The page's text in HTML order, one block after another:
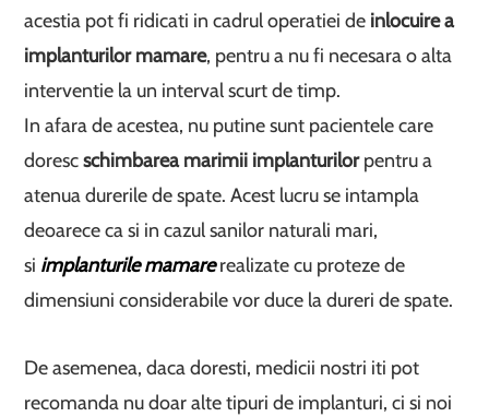
acestia pot fi ridicati in cadrul operatiei de inlocuire a
implanturilor mamare, pentru a nu fi necesara o alta
interventie la un interval scurt de timp.
In afara de acestea, nu putine sunt pacientele care
dorescschimbarea marimii implanturilorpentru a
atenua durerile de spate. Acest lucru se intampla
deoarece ca si in cazul sanilor naturali mari,
si implanturile mamare realizate cu proteze de
dimensiuni considerabile vor duce la dureri de spate.
De asemenea, daca doresti, medicii nostri iti pot
recomanda nu doar alte tipuri de implanturi, ci si noi